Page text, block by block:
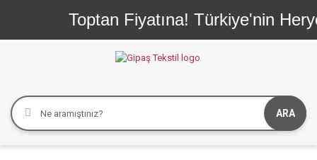
Toptan Fiyatına! Türkiye'nin
ARA